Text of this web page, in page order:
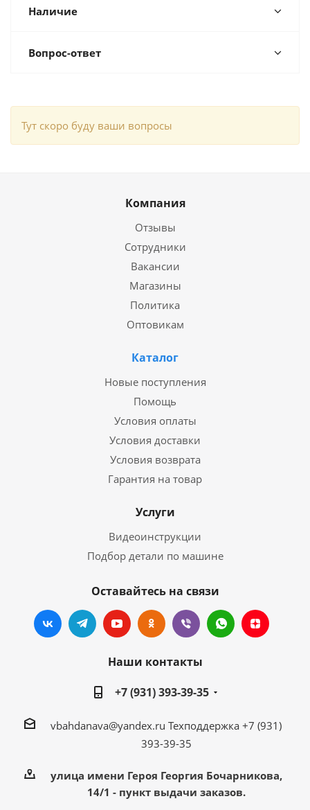
Наличие
Вопрос-ответ
Тут скоро буду ваши вопросы
Компания
Отзывы
Сотрудники
Вакансии
Магазины
Политика
Оптовикам
Каталог
Новые поступления
Помощь
Условия оплаты
Условия доставки
Условия возврата
Гарантия на товар
Услуги
Видеоинструкции
Подбор детали по машине
Оставайтесь на связи
Наши контакты
+7 (931) 393-39-35
vbahdanava@yandex.ru Техподдержка +7 (931)
393-39-35
улица имени Героя Георгия Бочарникова,
14/1 - пункт выдачи заказов.